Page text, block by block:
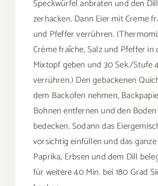
Speckwürfel anbraten und den Dill
zerhacken. Dann Eier mit Creme
und Pfeffer verrühren.
Crème fraîche, Salz und Pfeffer in
Mixtopf geben und 30 Sek./Stufe
verrühren.) Den gebackenen
dem Backofen nehmen,
Bohnen entfernen und den
bedecken. Sodann das
vorsichtig einfüllen und das
Paprika, Erbsen und dem Dill
für weitere 40 Min. bei 180 Grad